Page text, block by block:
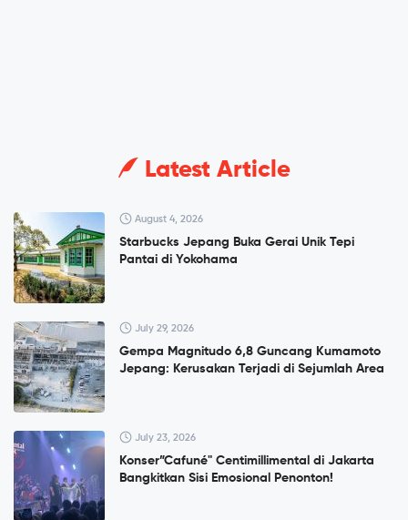
Latest Article
August 4, 2026
Starbucks Jepang Buka Gerai Unik Tepi
Pantai di Yokohama
July 29, 2026
Gempa Magnitudo 6,8 Guncang Kumamoto
Jepang: Kerusakan Terjadi di Sejumlah Area
July 23, 2026
Konser”Cafuné" Centimillimental di Jakarta
Bangkitkan Sisi Emosional Penonton!